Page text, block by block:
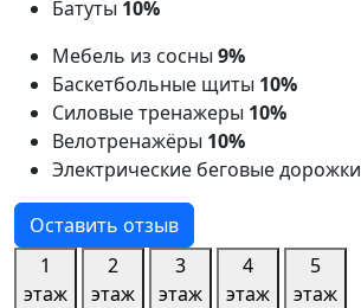
Батуты 10%
Мебель из сосны 9%
Баскетбольные щиты 10%
Силовые тренажеры 10%
Велотренажёры 10%
Электрические беговые дорожки
Оставить отзыв
1
этаж
2
этаж
3
этаж
4
этаж
5
этаж